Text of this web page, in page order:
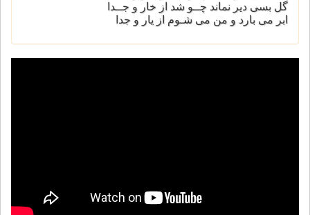
گل بسی دیر نماند چــو شد از خار و جــدا
ابر می بارد و من می شـوم از یار و جدا